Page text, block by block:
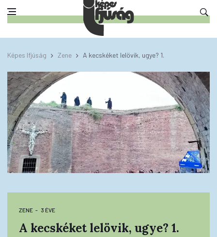
Képes Ifjúság Zene A kecskéket lelövik, ugye? 1.
ZENE 3 ÉVE
A kecskéket lelövik, ugye? 1.